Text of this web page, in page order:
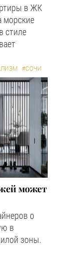
в ЖК
морские
стиле
#СОЧИ
может
о
в
зоны.